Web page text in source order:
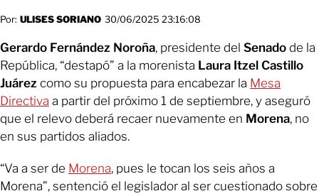
Por: ULISES SORIANO 30/06/2025 23:16:08
Gerardo Fernández Noroña, presidente del Senado de la
República, “destapó” a la morenista Laura Itzel Castillo
Juárez como su propuesta para encabezar la Mesa
Directiva a partir del próximo 1 de septiembre, y aseguró
que el relevo deberá recaer nuevamente en Morena, no
en sus partidos aliados.
“Va a ser de Morena, pues le tocan los seis años a
Morena”, sentenció el legislador al ser cuestionado sobre